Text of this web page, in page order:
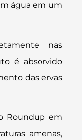
água em um
nas
é absorvido
das ervas
Roundup em
amenas,